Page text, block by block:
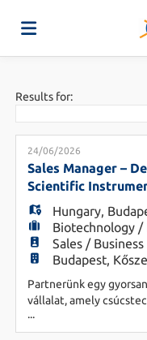
Job
list
Upload
your
CV
Login
Language
Results for:
24/06/2026
Sales Manager –
Scientific
Hungary,
Biotechnology /
Sales /
Budapest,
Partnerünk egy
vállalat, amely
mérőműszereket
alkalmazások
...